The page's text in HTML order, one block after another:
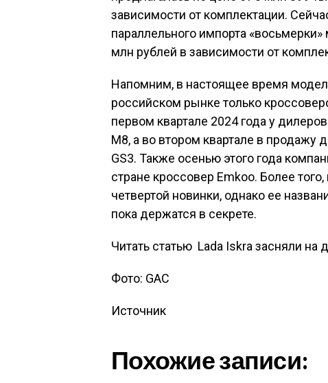
зависимости от комплектации.
параллельного импорта
млн рублей в зависимости от
Напомним, в настоящее время
российском рынке только
первом квартале 2024 года у
M8, а во втором квартале в продажу
GS3. Также осенью этого года
стране кроссовер Emkoo. Более
четвертой новинки, однако ее
пока держатся в секрете.
Читать статью Lada Iskra засняли на
Фото: GAC
Источник
Похожие записи: